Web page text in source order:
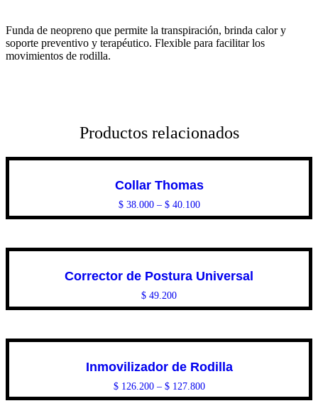
Funda de neopreno que permite la transpiración, brinda calor y
soporte preventivo y terapéutico. Flexible para facilitar los
movimientos de rodilla.
Productos relacionados
Collar Thomas
$38.000– $40.100
Corrector de Postura Universal
$ 49.200
Inmovilizador de Rodilla
$126.200– $127.800